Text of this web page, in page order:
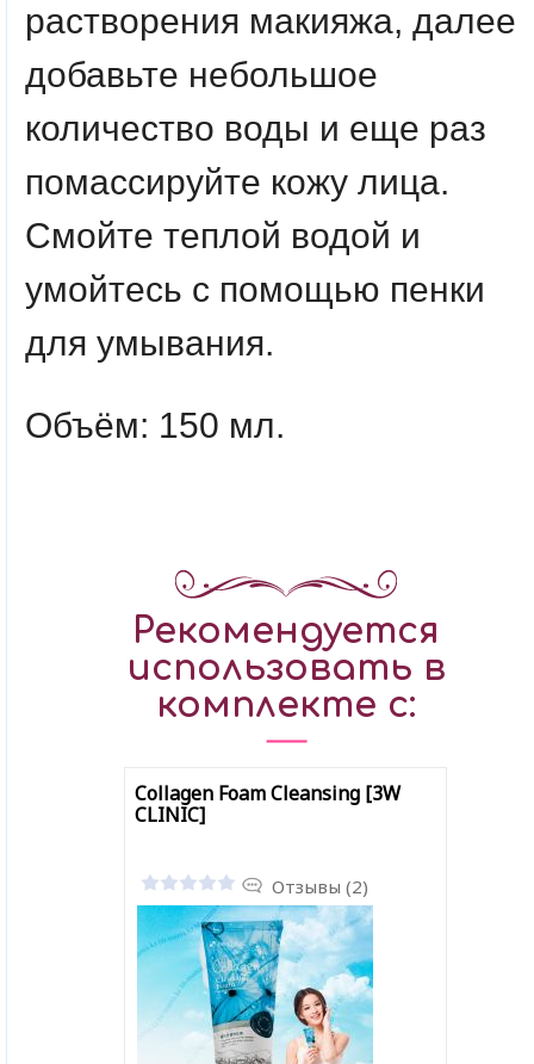
растворения макияжа, далее
добавьте небольшое
количество воды и еще раз
помассируйте кожу лица.
Смойте теплой водой и
умойтесь с помощью пенки
для умывания.
Объём: 150 мл.
Рекомендуется
использовать в
комплекте с:
Collagen Foam Cleansing [3W
CLINIC]
Отзывы (2)